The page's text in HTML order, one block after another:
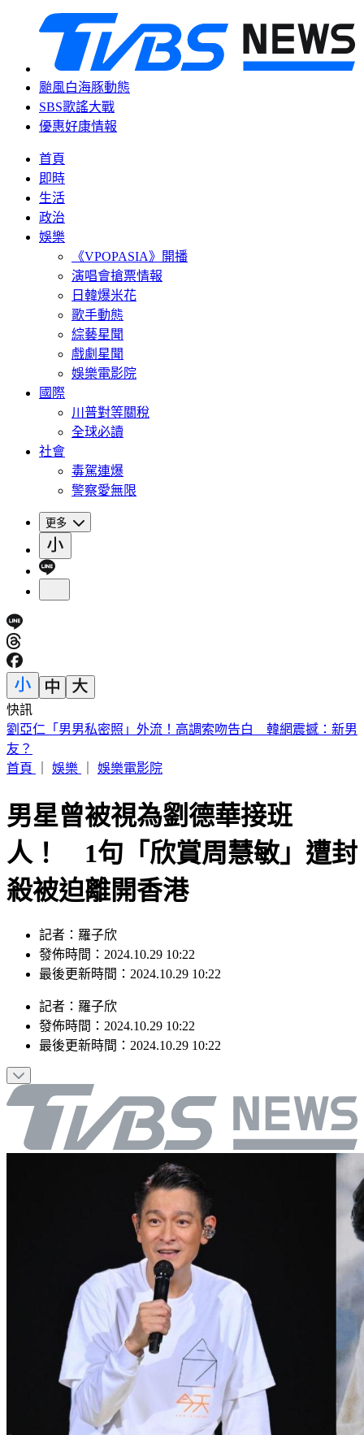
颱風白海豚動態
SBS歌謠大戰
優惠好康情報
首頁
即時
生活
政治
娛樂
《VPOPASIA》開播
演唱會搶票情報
日韓爆米花
歌手動態
綜藝星聞
戲劇星聞
娛樂電影院
國際
川普對等關稅
全球必讀
社會
毒駕連爆
警察愛無限
更多
快訊
國防預算創新高！明年度突破1.1兆元 目標達GDP3％
首頁
男星曾被視為劉德華接班
人！ 1句「欣賞周慧敏」遭封
殺被迫離開香港
發佈時間：2024.10.29 10:22
最後更新時間：2024.10.29 10:22
發佈時間：2024.10.29 10:22
最後更新時間：2024.10.29 10:22